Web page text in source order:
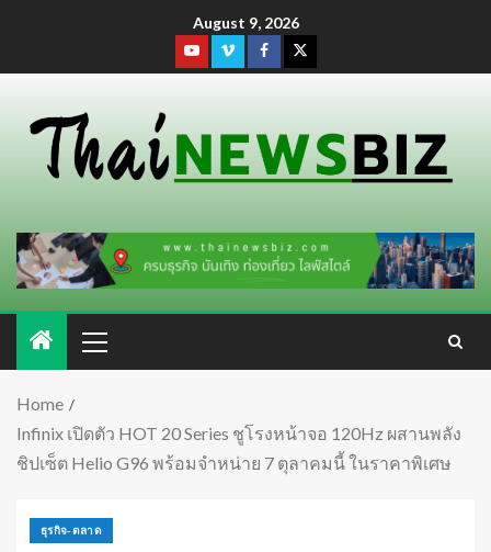
August 9, 2026
Home
Infinix เปิดตัว HOT 20 Series ชูโรงหน้าจอ 120Hz ผสานพลัง
ชิปเซ็ต Helio G96 พร้อมจำหน่าย 7 ตุลาคมนี้ ในราคาพิเศษ
ธุรกิจ-ตลาด